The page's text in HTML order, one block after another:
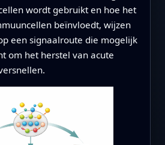
wordt gebruikt en hoe het
beïnvloedt, wijzen
een signaalroute die mogelijk
om het herstel van acute